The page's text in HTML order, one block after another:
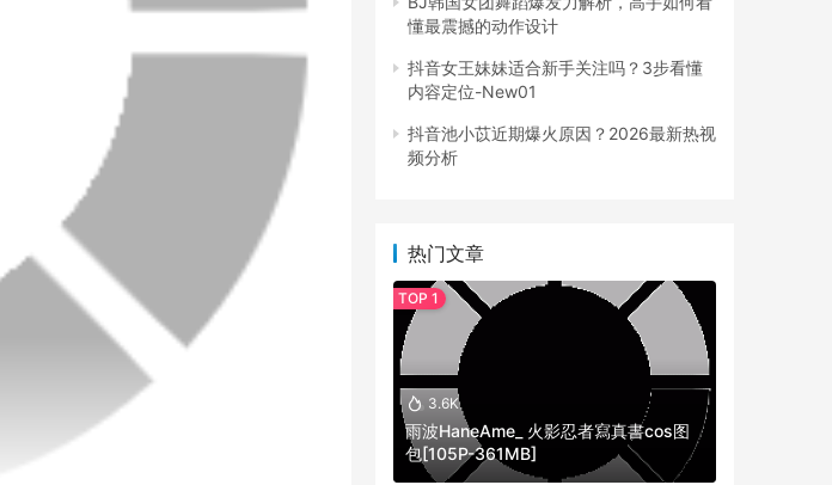
懂最震撼的动作设计
抖音女王妹妹适合新手关注吗？3步看懂
内容定位-New01
抖音池小苡近期爆火原因？2026最新热视
频分析
热门文章
3.6K
雨波HaneAme_ 火影忍者寫真書cos图
包[105P-361MB]